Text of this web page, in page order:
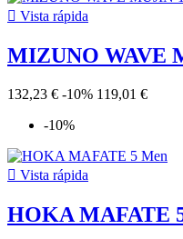
 Vista rápida
MIZUNO WAVE
132,23 € -10% 119,01 €
-10%
 Vista rápida
HOKA MAFATE